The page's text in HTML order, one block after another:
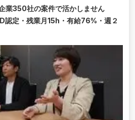
業350社の案件で活かしません
認定・残業月15h・有給76%・週２